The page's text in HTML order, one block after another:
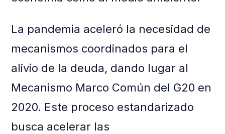
La pandemia aceleró la necesidad de
mecanismos coordinados para el
alivio de la deuda, dando lugar al
Mecanismo Marco Común del G20 en
2020. Este proceso estandarizado
busca acelerar las